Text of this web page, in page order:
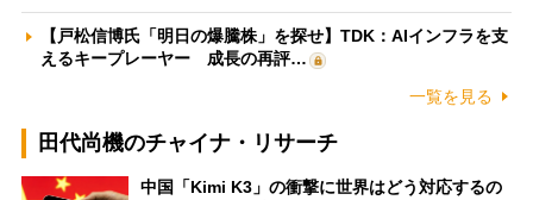
【戸松信博氏「明日の爆騰株」を探せ】TDK：AIインフラを支
えるキープレーヤー 成長の再評…
一覧を見る
田代尚機のチャイナ・リサーチ
中国「Kimi K3」の衝撃に世界はどう対応するの